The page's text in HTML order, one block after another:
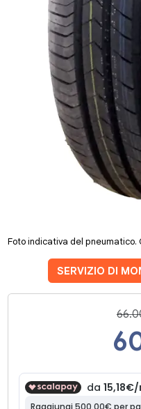
Foto indicativa del pneumatico.
SERVIZIO DI